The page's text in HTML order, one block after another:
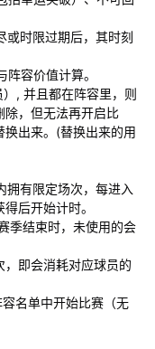
或时限过期后，其时刻
容价值计算。
, 并且都在阵容里，则
除，但无法再开启比
出来。(替换出来的用
拥有限定场次，每进入
后开始计时。
季结束时，未使用的会
即会消耗对应球员的
名单中开始比赛（无